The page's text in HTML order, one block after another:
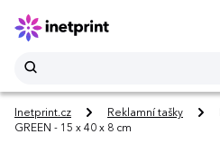
Inetprint.cz Reklamní tašky
GREEN - 15 x 40 x 8 cm